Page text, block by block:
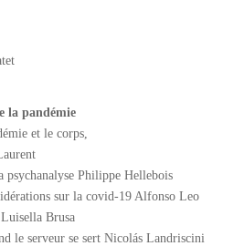
la pandémie
et le corps,
psychanalyse Philippe Hellebois
sur la covid-19 Alfonso Leo
Brusa
le serveur se sert Nicolás Landriscini